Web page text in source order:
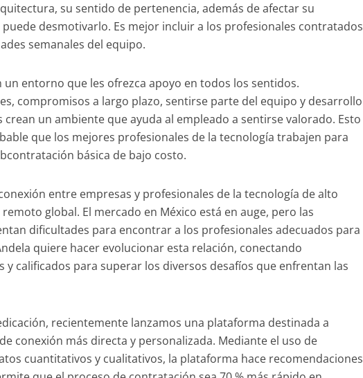
su sentido de pertenencia, además de afectar su
desmotivarlo. Es mejor incluir a los profesionales contratados
semanales del equipo.
un entorno que les ofrezca apoyo en todos los sentidos.
compromisos a largo plazo, sentirse parte del equipo y desarrollo
un ambiente que ayuda al empleado a sentirse valorado. Esto
que los mejores profesionales de la tecnología trabajen para
básica de bajo costo.
entre empresas y profesionales de la tecnología de alto
global. El mercado en México está en auge, pero las
dificultades para encontrar a los profesionales adecuados para
quiere hacer evolucionar esta relación, conectando
y calificados para superar los diversos desafíos que enfrentan las
recientemente lanzamos una plataforma destinada a
conexión más directa y personalizada. Mediante el uso de
cuantitativos y cualitativos, la plataforma hace recomendaciones